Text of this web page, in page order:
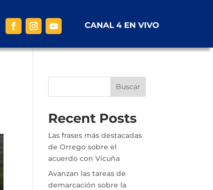
Buscar
Recent Posts
Las frases más destacadas
de Orrego sobre el
acuerdo con Vicuña
Avanzan las tareas de
demarcación sobre la